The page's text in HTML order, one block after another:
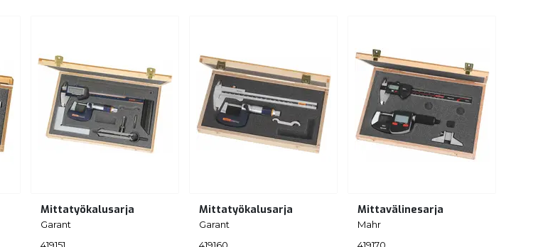
Mittatyökalusarja
Garant
419151
Mittatyökalusarja
Garant
419160
Mittavälinesarja
Mahr
419170